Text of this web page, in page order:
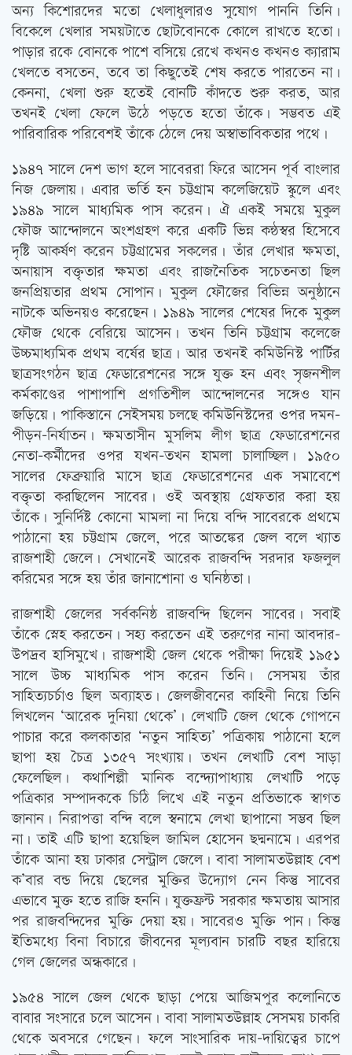
অন্য কিশোরদের মতো খেলাধুলারও সুযোগ পাননি তিনি।
বিকেলে খেলার সময়টাতে ছোটবোনকে কোলে রাখতে হতো।
পাড়ার রকে বোনকে পাশে বসিয়ে রেখে কখনও কখনও ক্যারাম
খেলতে বসতেন, তবে তা কিছুতেই শেষ করতে পারতেন না।
কেননা, খেলা শুরু হতেই বোনটি কাঁদতে শুরু করত, আর
তখনই খেলা ফেলে উঠে পড়তে হতো তাঁকে। সম্ভবত এই
পারিবারিক পরিবেশই তাঁকে ঠেলে দেয় অস্বাভাবিকতার পথে।
১৯৪৭ সালে দেশ ভাগ হলে সাবেররা ফিরে আসেন পূর্ব বাংলার
নিজ জেলায়। এবার ভর্তি হন চট্টগ্রাম কলেজিয়েট স্কুলে এবং
১৯৪৯ সালে মাধ্যমিক পাস করেন। ঐ একই সময়ে মুকুল
ফৌজ আন্দোলনে অংশগ্রহণ করে একটি ভিন্ন কন্ঠস্বর হিসেবে
দৃষ্টি আকর্ষণ করেন চট্টগ্রামের সকলের। তাঁর লেখার ক্ষমতা,
অনায়াস বক্তৃতার ক্ষমতা এবং রাজনৈতিক সচেতনতা ছিল
জনপ্রিয়তার প্রথম সোপান। মুকুল ফৌজের বিভিন্ন অনুষ্ঠানে
নাটকে অভিনয়ও করেছেন। ১৯৪৯ সালের শেষের দিকে মুকুল
ফৌজ থেকে বেরিয়ে আসেন। তখন তিনি চট্টগ্রাম কলেজে
উচ্চমাধ্যমিক প্রথম বর্ষের ছাত্র। আর তখনই কমিউনিস্ট পার্টির
ছাত্রসংগঠন ছাত্র ফেডারেশনের সঙ্গে যুক্ত হন এবং সৃজনশীল
কর্মকাণ্ডের পাশাপাশি প্রগতিশীল আন্দোলনের সঙ্গেও যান
জড়িয়ে। পাকিস্তানে সেইসময় চলছে কমিউনিস্টদের ওপর দমন-
পীড়ন-নির্যাতন। ক্ষমতাসীন মুসলিম লীগ ছাত্র ফেডারেশনের
নেতা-কর্মীদের ওপর যখন-তখন হামলা চালাচ্ছিল। ১৯৫০
সালের ফেব্রুয়ারি মাসে ছাত্র ফেডারেশনের এক সমাবেশে
বক্তৃতা করছিলেন সাবের। ওই অবস্থায় গ্রেফতার করা হয়
তাঁকে। সুনির্দিষ্ট কোনো মামলা না দিয়ে বন্দি সাবেরকে প্রথমে
পাঠানো হয় চট্টগ্রাম জেলে, পরে আতঙ্কের জেল বলে খ্যাত
রাজশাহী জেলে। সেখানেই আরেক রাজবন্দি সরদার ফজলুল
করিমের সঙ্গে হয় তাঁর জানাশোনা ও ঘনিষ্ঠতা।
রাজশাহী জেলের সর্বকনিষ্ঠ রাজবন্দি ছিলেন সাবের। সবাই
তাঁকে স্নেহ করতেন। সহ্য করতেন এই তরুণের নানা আবদার-
উপদ্রব হাসিমুখে। রাজশাহী জেল থেকে পরীক্ষা দিয়েই ১৯৫১
সালে উচ্চ মাধ্যমিক পাস করেন তিনি। সেসময় তাঁর
সাহিত্যচর্চাও ছিল অব্যাহত। জেলজীবনের কাহিনী নিয়ে তিনি
লিখলেন ‘আরেক দুনিয়া থেকে’। লেখাটি জেল থেকে গোপনে
পাচার করে কলকাতার ‘নতুন সাহিত্য’ পত্রিকায় পাঠানো হলে
ছাপা হয় চৈত্র ১৩৫৭ সংখ্যায়। তখন লেখাটি বেশ সাড়া
ফেলেছিল। কথাশিল্পী মানিক বন্দ্যোপাধ্যায় লেখাটি পড়ে
পত্রিকার সম্পাদককে চিঠি লিখে এই নতুন প্রতিভাকে স্বাগত
জানান। নিরাপত্তা বন্দি বলে স্বনামে লেখা ছাপানো সম্ভব ছিল
না। তাই এটি ছাপা হয়েছিল জামিল হোসেন ছদ্মনামে। এরপর
তাঁকে আনা হয় ঢাকার সেন্ট্রাল জেলে। বাবা সালামতউল্লাহ বেশ
ক’বার বন্ড দিয়ে ছেলের মুক্তির উদ্যোগ নেন কিন্তু সাবের
এভাবে মুক্ত হতে রাজি হননি। যুক্তফ্রন্ট সরকার ক্ষমতায় আসার
পর রাজবন্দিদের মুক্তি দেয়া হয়। সাবেরও মুক্তি পান। কিন্তু
ইতিমধ্যে বিনা বিচারে জীবনের মূল্যবান চারটি বছর হারিয়ে
গেল জেলের অন্ধকারে।
১৯৫৪ সালে জেল থেকে ছাড়া পেয়ে আজিমপুর কলোনিতে
বাবার সংসারে চলে আসেন। বাবা সালামতউল্লাহ সেসময় চাকরি
থেকে অবসরে গেছেন। ফলে সাংসারিক দায়-দায়িত্বের চাপে